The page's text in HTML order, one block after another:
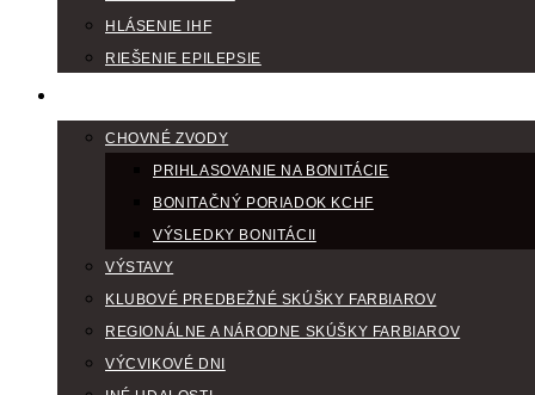
HLÁSENIE IHF
RIEŠENIE EPILEPSIE
CHOVNÉ ZVODY
PRIHLASOVANIE NA BONITÁCIE
BONITAČNÝ PORIADOK KCHF
VÝSLEDKY BONITÁCII
VÝSTAVY
KLUBOVÉ PREDBEŽNÉ SKÚŠKY FARBIAROV
REGIONÁLNE A NÁRODNE SKÚŠKY FARBIAROV
VÝCVIKOVÉ DNI